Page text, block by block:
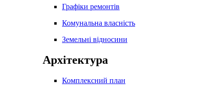
Графіки ремонтів
Комунальна власність
Земельні відносини
Архітектура
Комплексний план